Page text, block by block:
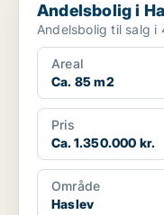
Andelsbolig i
Andelsbolig til salg i
Areal
Ca. 85 m2
Pris
Ca. 1.350.000 kr.
Område
Haslev